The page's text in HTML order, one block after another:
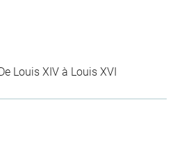
Louis XIV à Louis XVI